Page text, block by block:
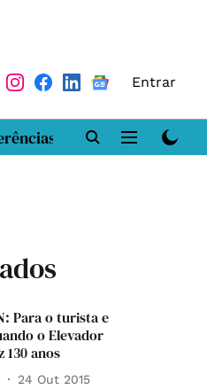
Entrar
DN LAB
Para o turista e
o Elevador
130 anos
24 Out 2015